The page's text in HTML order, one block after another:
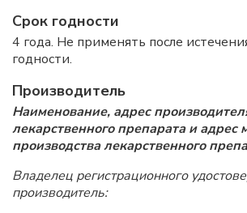
Срок годности
4 года. Не применять после
годности.
Производитель
Наименование, адрес
лекарственного препарата и адрес
производства лекарственного
Владелец регистрационного
производитель: